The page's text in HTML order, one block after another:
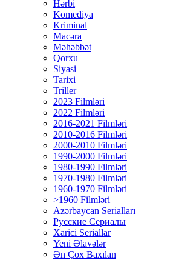
Hərbi
Komediya
Kriminal
Macəra
Məhəbbət
Qorxu
Siyasi
Tarixi
Triller
2023 Filmləri
2022 Filmləri
2016-2021 Filmləri
2010-2016 Filmləri
2000-2010 Filmləri
1990-2000 Filmləri
1980-1990 Filmləri
1970-1980 Filmləri
1960-1970 Filmləri
>1960 Filmləri
Azərbaycan Serialları
Русские Сериалы
Xarici Seriallar
Yeni Əlavələr
Ən Çox Baxılan